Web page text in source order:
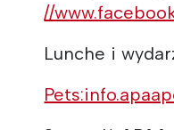
//
Lunche i